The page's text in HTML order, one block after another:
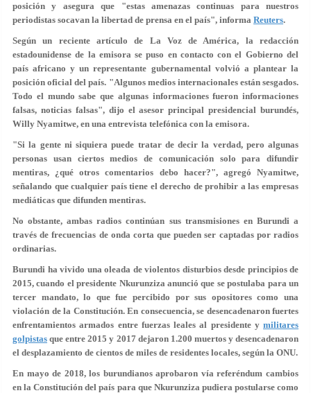
posición y asegura que "estas amenazas continuas para nuestros
periodistas socavan la libertad de prensa en el país", informa Reuters.
Según un reciente artículo de La Voz de América, la redacción
estadounidense de la emisora se puso en contacto con el Gobierno del
país africano y un representante gubernamental volvió a plantear la
posición oficial del país. "Algunos medios internacionalesestán sesgados.
Todo el mundo sabe que algunas informacionesfueron informaciones
falsas, noticias falsas", dijo el asesor principal presidencial burundés,
Willy Nyamitwe, en una entrevista telefónica con la emisora.
"Si la gente ni siquiera puede tratar de decir la verdad, pero algunas
personas usan ciertos medios de comunicación solo para difundir
mentiras, ¿qué otros comentarios debo hacer?", agregó Nyamitwe,
señalando que cualquier país tiene el derecho de prohibir a las empresas
mediáticas que difunden mentiras.
No obstante, ambas radios continúan sus transmisiones en Burundi a
través de frecuencias de onda corta que pueden ser captadas por radios
ordinarias.
Burundi ha vivido una oleada de violentos disturbios desde principios de
2015, cuando el presidente Nkurunziza anunció que se postulaba para un
tercer mandato, lo que fue percibido por sus opositores como una
violación de la Constitución. En consecuencia, se desencadenaron fuertes
enfrentamientos armados entre fuerzas leales al presidente y militares
golpistas que entre 2015 y 2017 dejaron 1.200 muertosy desencadenaron
el desplazamiento de cientos de miles de residentes locales, según la ONU.
En mayo de 2018, los burundianos aprobaron vía referéndum cambios
en la Constitución del país para que Nkurunziza pudiera postularse como